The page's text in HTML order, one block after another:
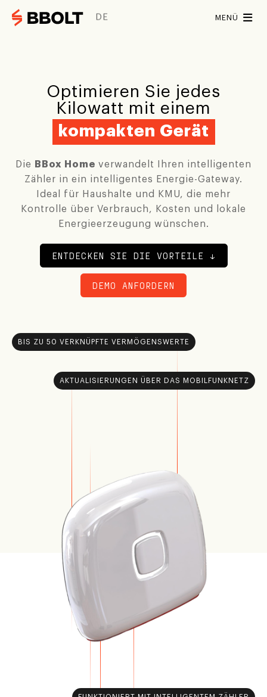
MENÜ
DE
Für Partner
BBox Startseite
BBox Pro
Kontakt
Software
BoltOS BoltEMS
Hardware
Bbox Home BBox Pro
INTEGRATIONEN
Partner
Installateure
Batterielieferanten
Energieversorger
Optimieren Sie jedes
Kilowatt mit einem
kompakten Gerät
Die BBox Home verwandelt Ihren intelligenten
Zähler in ein intelligentes Energie-Gateway.
Ideal für Haushalte und KMU, die mehr
Kontrolle über Verbrauch, Kosten und lokale
Energieerzeugung wünschen.
ENTDECKEN SIE DIE VORTEILE ↓
DEMO ANFORDERN
BIS ZU 50 VERKNÜPFTE VERMÖGENSWERTE
AKTUALISIERUNGEN ÜBER DAS MOBILFUNKNETZ